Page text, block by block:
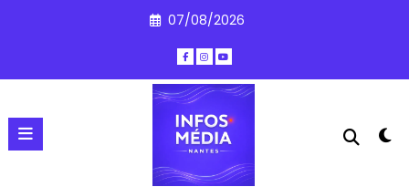
07/08/2026